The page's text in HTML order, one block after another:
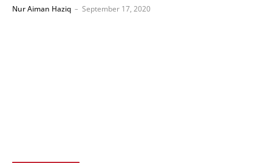
Nur Aiman Haziq September 17, 2020